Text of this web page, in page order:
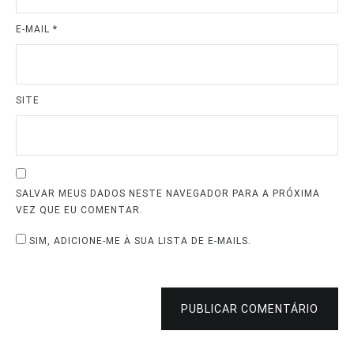
E-MAIL *
SITE
SALVAR MEUS DADOS NESTE NAVEGADOR PARA A PRÓXIMA
VEZ QUE EU COMENTAR.
SIM, ADICIONE-ME À SUA LISTA DE E-MAILS.
PUBLICAR COMENTÁRIO